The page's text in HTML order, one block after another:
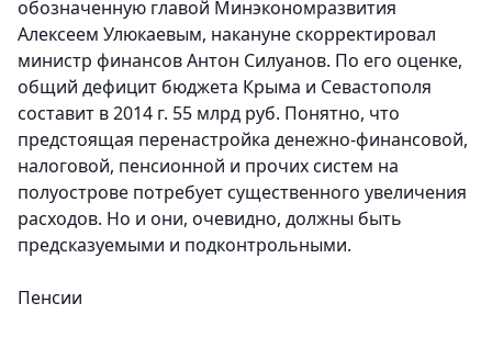
обозначенную главой Минэкономразвития
Алексеем Улюкаевым, накануне скорректировал
министр финансов Антон Силуанов. По его оценке,
общий дефицит бюджета Крыма и Севастополя
составит в 2014 г. 55 млрд руб. Понятно, что
предстоящая перенастройка денежно-финансовой,
налоговой, пенсионной и прочих систем на
полуострове потребует существенного увеличения
расходов. Но и они, очевидно, должны быть
предсказуемыми и подконтрольными.
Пенсии